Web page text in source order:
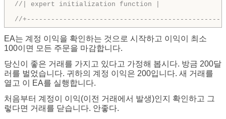
//| expert initialization function |
//
EA는 계정 이익을 확인하는 것으로 시작하고 이익이 최소
100이면 모든 주문을 마감합니다.
당신이 좋은 거래를 가지고 있다고 가정해 봅시다. 방금 200달
러를 벌었습니다. 귀하의 계정 이익은 200입니다. 새 거래를
열고 이 EA를 실행합니다.
처음부터 계정이 이익(이전 거래에서 발생)인지 확인하고 그
렇다면 거래를 닫습니다. 안좋다.